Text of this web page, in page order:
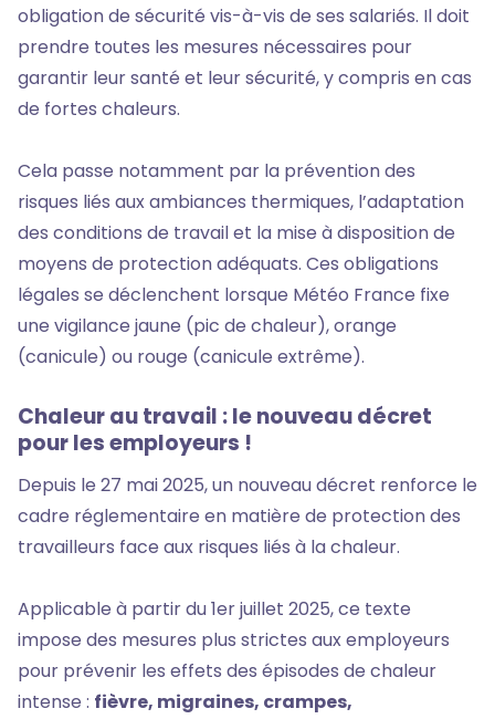
obligation de sécurité vis-à-vis de ses salariés. Il doit
prendre toutes les mesures nécessaires pour
garantir leur santé et leur sécurité, y compris en cas
de fortes chaleurs.
Cela passe notamment par la prévention des
risques liés aux ambiances thermiques, l’adaptation
des conditions de travail et la mise à disposition de
moyens de protection adéquats. Ces obligations
légales se déclenchent lorsque Météo France fixe
une vigilance jaune (pic de chaleur), orange
(canicule) ou rouge (canicule extrême).
Chaleur au travail : le nouveau décret
pour les employeurs !
Depuis le 27 mai 2025, un nouveau décret renforce le
cadre réglementaire en matière de protection des
travailleurs face aux risques liés à la chaleur.
Applicable à partir du 1er juillet 2025, ce texte
impose des mesures plus strictes aux employeurs
pour prévenir les effets des épisodes de chaleur
intense : fièvre, migraines, crampes,